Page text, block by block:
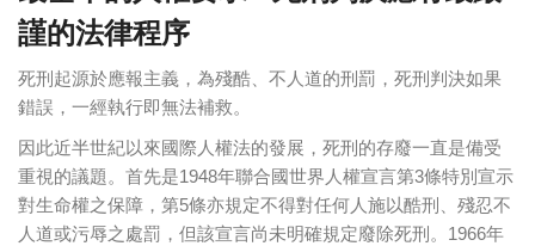
謹的法律程序
死刑起源於應報主義，為殘酷、不人道的刑罰，死刑判決如果
錯誤，一經執行即無法補救。
因此近半世紀以來國際人權法的發展，死刑的存廢一直是備受
重視的議題。首先是1948年聯合國世界人權宣言第3條特別宣示
對生命權之保障，第5條亦規定不得對任何人施以酷刑、殘忍不
人道或污辱之處罰，但該宣言尚未明確規定廢除死刑。1966年